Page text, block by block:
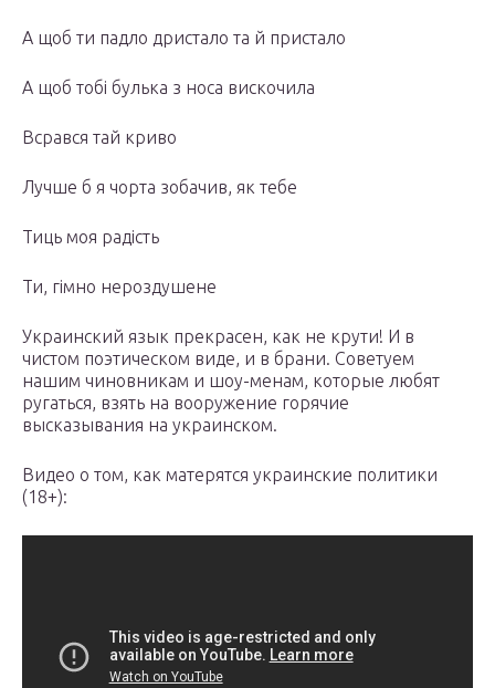
А щоб ти падло дристало та й пристало
А щоб тобі булька з носа вискочила
Всрався тай криво
Лучше б я чорта зобачив, як тебе
Тиць моя радість
Ти, гімно нероздушене
Украинский язык прекрасен, как не крути! И в
чистом поэтическом виде, и в брани. Советуем
нашим чиновникам и шоу-менам, которые любят
ругаться, взять на вооружение горячие
высказывания на украинском.
Видео о том, как матерятся украинские политики
(18+):